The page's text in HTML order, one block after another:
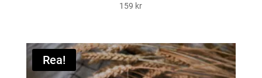
159 kr
Rea!